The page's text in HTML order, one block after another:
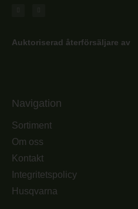
Auktoriserad återförsäljare av
Navigation
Sortiment
Om oss
Kontakt
Integritetspolicy
Husqvarna